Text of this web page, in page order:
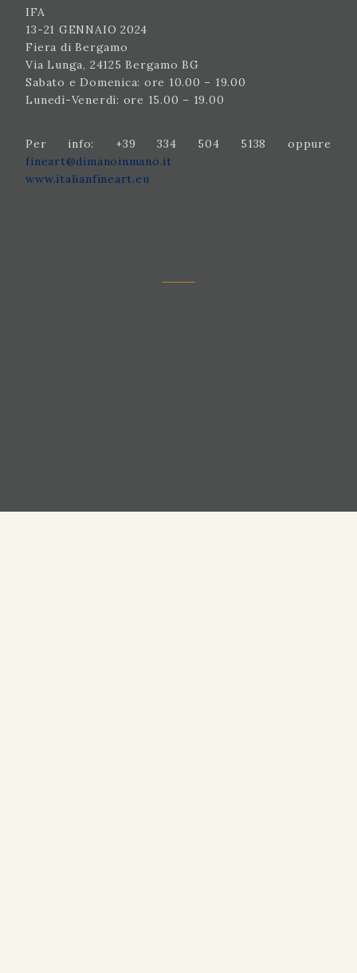
IFA
13-21 GENNAIO 2024
Fiera di Bergamo
Via Lunga, 24125 Bergamo BG
Sabato e Domenica: ore 10.00 – 19.00
Lunedì-Venerdì: ore 15.00 – 19.00
Per info: +39 334 504 5138 oppure
fineart@dimanoinmano.it
www.italianfineart.eu